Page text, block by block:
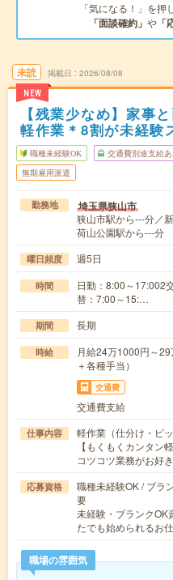
「気になる！」を
「面談確約」 や 「
未読
NEW
掲載日 2026/08/08
【残業少なめ】家事
軽作業＊8割が未経験
職種未経験OK 交通費別途支給あ
無期雇用派遣
勤務地 埼玉県狭山市
狭山市駅から---分／
荷山公園駅から---分
曜日頻度 週5日
時間
日勤：8:00～17:002
替：7:00～15:…
期間 長期
時給
月給24万1000円～
＋各種手当）
交通費
交通費支給
仕事内容
軽作業（仕分け・ピ
【もくもくカンタン
コツコツ業務がお好
応募資格
職種未経験OK / ブラ
要
未経験・ブランクOK
たでも始められるお
職場の雰囲気